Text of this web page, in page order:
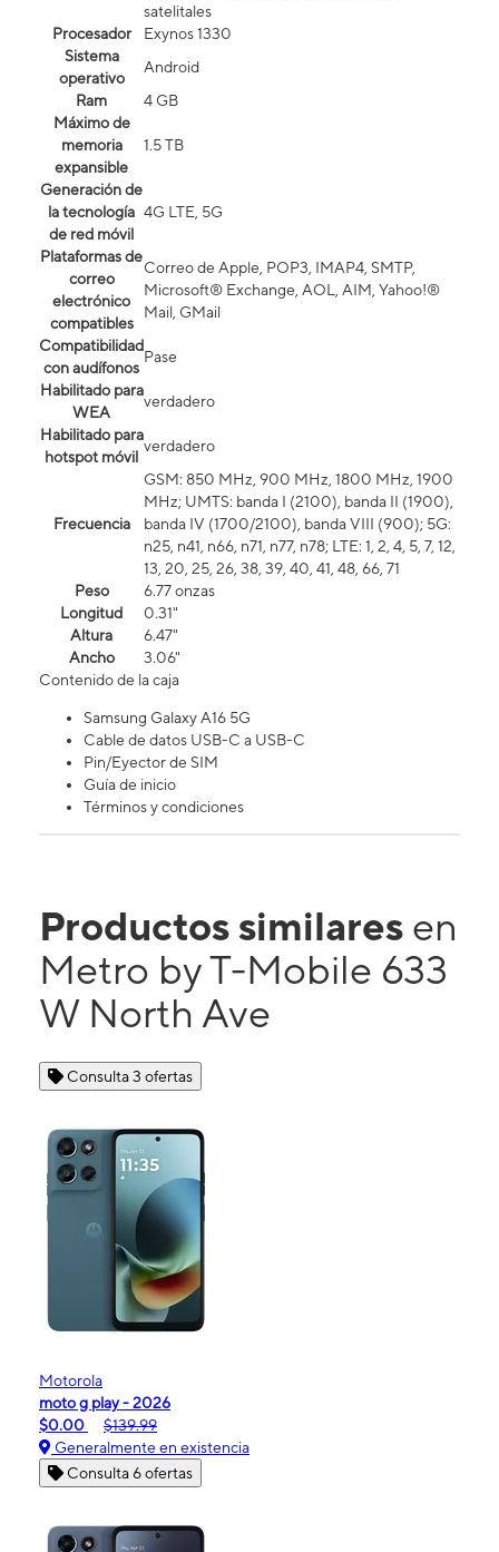
satelitales
Procesador
Exynos 1330
Sistema
operativo
Android
Ram
4 GB
Máximo de
memoria
expansible
1.5 TB
Generación de
la tecnología
de red móvil
4G LTE, 5G
Plataformas de
correo
electrónico
compatibles
Correo de Apple, POP3, IMAP4, SMTP,
Microsoft® Exchange, AOL, AIM, Yahoo!®
Mail, GMail
Compatibilidad
con audífonos
Pase
Habilitado para
WEA
verdadero
Habilitado para
hotspot móvil
verdadero
Frecuencia
GSM: 850 MHz, 900 MHz, 1800 MHz, 1900
MHz; UMTS: banda I (2100), banda II (1900),
banda IV (1700/2100), banda VIII (900); 5G:
n25, n41, n66, n71, n77, n78; LTE: 1, 2, 4, 5, 7, 12,
13, 20, 25, 26, 38, 39, 40, 41, 48, 66, 71
Peso
6.77 onzas
Longitud
0.31"
Altura
6.47"
Ancho
3.06"
Contenido de la caja
Samsung Galaxy A16 5G
Cable de datos USB-C a USB-C
Pin/Eyector de SIM
Guía de inicio
Términos y condiciones
Productos similares en
Metro by T-Mobile 633
W North Ave
Consulta 3 ofertas
Motorola
moto g play - 2026
$0.00
$139.99
Generalmente en existencia
Consulta 6 ofertas